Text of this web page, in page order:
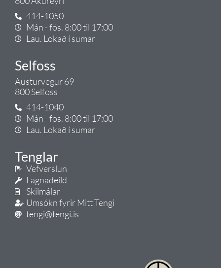
414-1050
Mán - fös. 8:00 til 17:00
Lau. Lokað í sumar
Selfoss
Austurvegur 69
800 Selfoss
414-1040
Mán - fös. 8:00 til 17:00
Lau. Lokað í sumar
Tenglar
Vefverslun
Lagnadeild
Skilmálar
Umsókn fyrir Mitt Tengi
tengi@tengi.is